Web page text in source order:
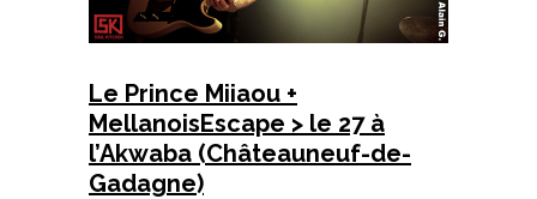
Le Prince Miiaou +
MellanoisEscape > le 27 à
l’Akwaba (Châteauneuf-de-
Gadagne)